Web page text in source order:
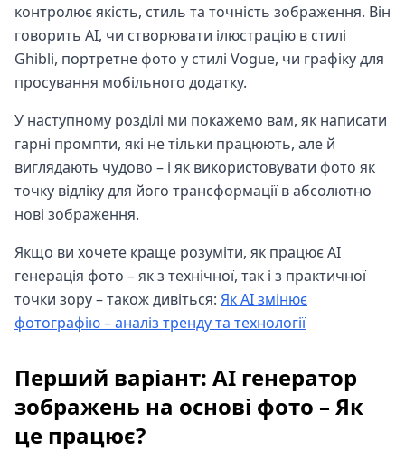
контролює якість, стиль та точність зображення. Він
говорить AI, чи створювати ілюстрацію в стилі
Ghibli, портретне фото у стилі Vogue, чи графіку для
просування мобільного додатку.
У наступному розділі ми покажемо вам, як написати
гарні промпти, які не тільки працюють, але й
виглядають чудово – і як використовувати фото як
точку відліку для його трансформації в абсолютно
нові зображення.
Якщо ви хочете краще розуміти, як працює AI
генерація фото – як з технічної, так і з практичної
точки зору – також дивіться: Як AI змінює
фотографію – аналіз тренду та технології
Перший варіант: AI генератор
зображень на основі фото – Як
це працює?